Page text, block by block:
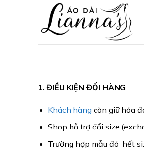
1. ĐIỀU KIỆN ĐỔI HÀNG
Khách hàng còn giữ hóa
Shop hỗ trợ đổi size
Trường hợp mẫu đó hết